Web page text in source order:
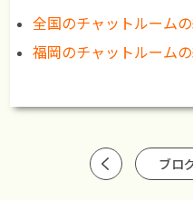
全国のチャットルーム
福岡のチャットルーム
ブロ